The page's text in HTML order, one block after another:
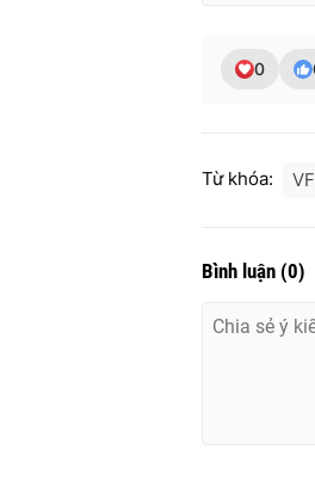
0
Từ khóa:
Bình luận (0)